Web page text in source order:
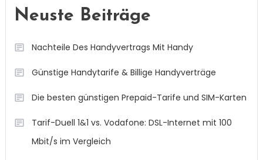
Neuste Beiträge
Nachteile Des Handyvertrags Mit Handy
Günstige Handytarife & Billige Handyverträge
Die besten günstigen Prepaid-Tarife und SIM-Karten
Tarif-Duell 1&1 vs. Vodafone: DSL-Internet mit 100
Mbit/s im Vergleich